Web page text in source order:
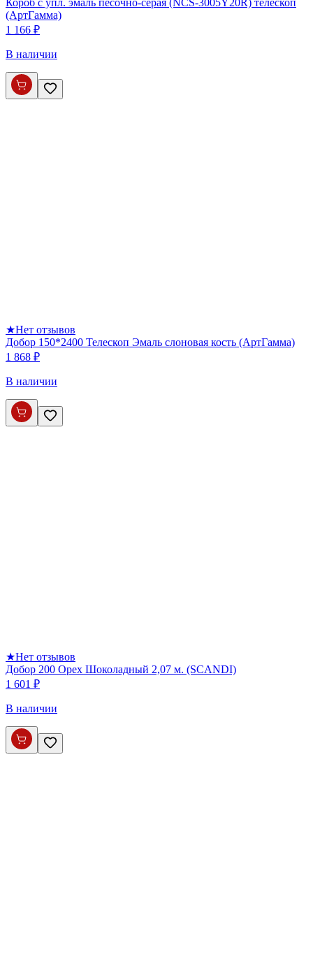
Короб с упл. эмаль песочно-серая (NCS-3005Y20R) телескоп
(АртГамма)
1 166 ₽
В наличии
★Нет отзывов
Добор 150*2400 Телескоп Эмаль слоновая кость (АртГамма)
1 868 ₽
В наличии
★Нет отзывов
Добор 200 Орех Шоколадный 2,07 м. (SCANDI)
1 601 ₽
В наличии